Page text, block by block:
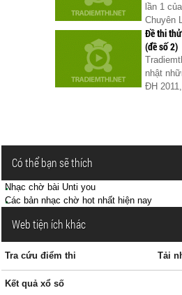
lần 1
Chuyên
Đề thi
(đề số 2)
nhật
ĐH
Có thể bạn sẽ thích
Nhạc chờ bài Unti you
Các bản nhạc chờ hot nhất hiện nay
Web tiện ích khác
Tra cứu điểm thi Tải
Kết quả xổ số